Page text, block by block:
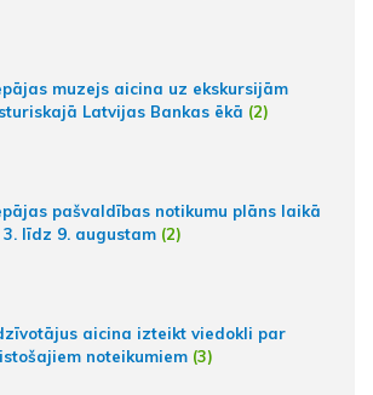
muzejs aicina uz ekskursijām
Latvijas Bankas ēkā (2)
pašvaldības notikumu plāns laikā
3. līdz 9. augustam (2)
aicina izteikt viedokli par
noteikumiem (3)